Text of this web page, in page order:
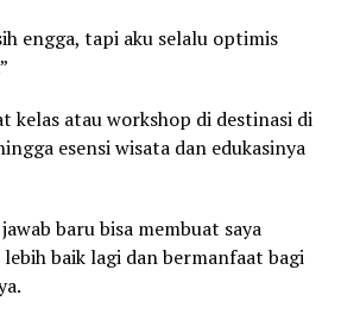
engga, tapi aku selalu optimis
kelas atau workshop di destinasi di
esensi wisata dan edukasinya
baru bisa membuat saya
baik lagi dan bermanfaat bagi